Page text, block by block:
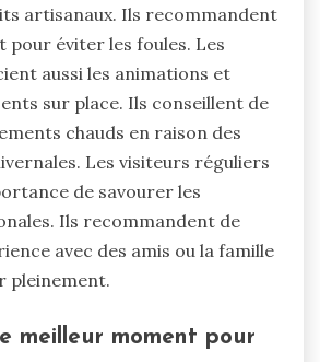
artisanaux. Ils recommandent
pour éviter les foules. Les
aussi les animations et
sur place. Ils conseillent de
chauds en raison des
Les visiteurs réguliers
de savourer les
Ils recommandent de
avec des amis ou la famille
pleinement.
meilleur moment pour